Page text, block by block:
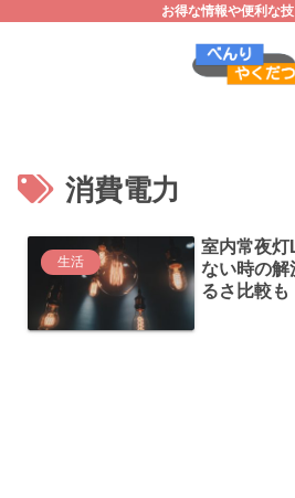
お得な情報や便利な
消費電力
生活
室内常夜灯
ない時の解
るさ比較も